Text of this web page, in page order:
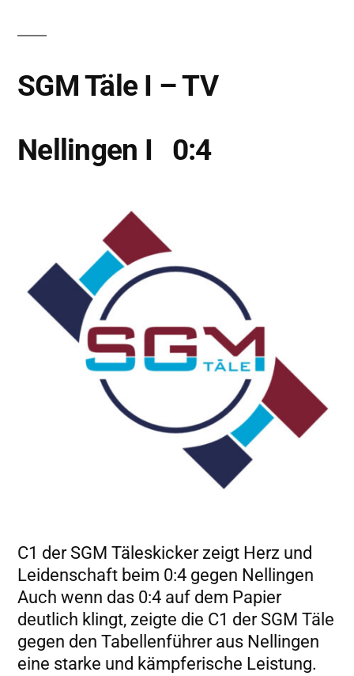
SGM Täle I – TV
Nellingen I 0:4
C1 der SGM Täleskicker zeigt Herz und
Leidenschaft beim 0:4 gegen Nellingen
Auch wenn das 0:4 auf dem Papier
deutlich klingt, zeigte die C1 der SGM Täle
gegen den Tabellenführer aus Nellingen
eine starke und kämpferische Leistung.